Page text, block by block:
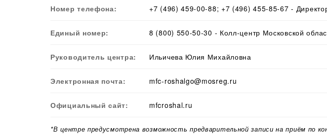
Номер телефона: +7 (496) 459-00-88; +7 (496) 455-85-67 -
Единый номер: 8 (800) 550-50-30 - Колл-центр Московской
Руководитель центра: Ильичева Юлия Михайловна
Электронная почта: mfc-roshalgo@mosreg.ru
Официальный сайт: mfcroshal.ru
*В центре предусмотрена возможность предварительной записи на приём по